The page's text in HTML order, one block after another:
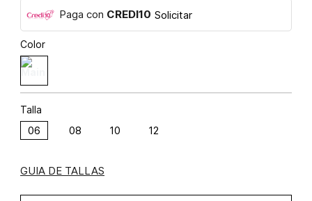
Paga con CREDI10 Solicitar
Color
Talla
06 08 10 12
GUIA DE TALLAS